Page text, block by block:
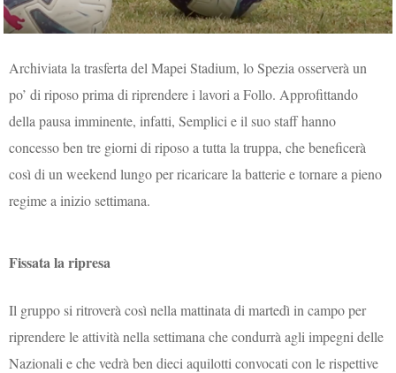
Archiviata la trasferta del Mapei Stadium, lo Spezia osserverà un
po’ di riposo prima di riprendere i lavori a Follo. Approfittando
della pausa imminente, infatti, Semplici e il suo staff hanno
concesso ben tre giorni di riposo a tutta la truppa, che beneficerà
così di un weekend lungo per ricaricare la batterie e tornare a pieno
regime a inizio settimana.
Fissata la ripresa
Il gruppo si ritroverà così nella mattinata di martedì in campo per
riprendere le attività nella settimana che condurrà agli impegni delle
Nazionali e che vedrà ben dieci aquilotti convocati con le rispettive